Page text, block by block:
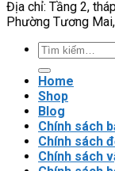
Địa chỉ: Tầng 2,
Phường Tương
Tìm
Home
Shop
Blog
Chính sách
Chính sách
Chính sách